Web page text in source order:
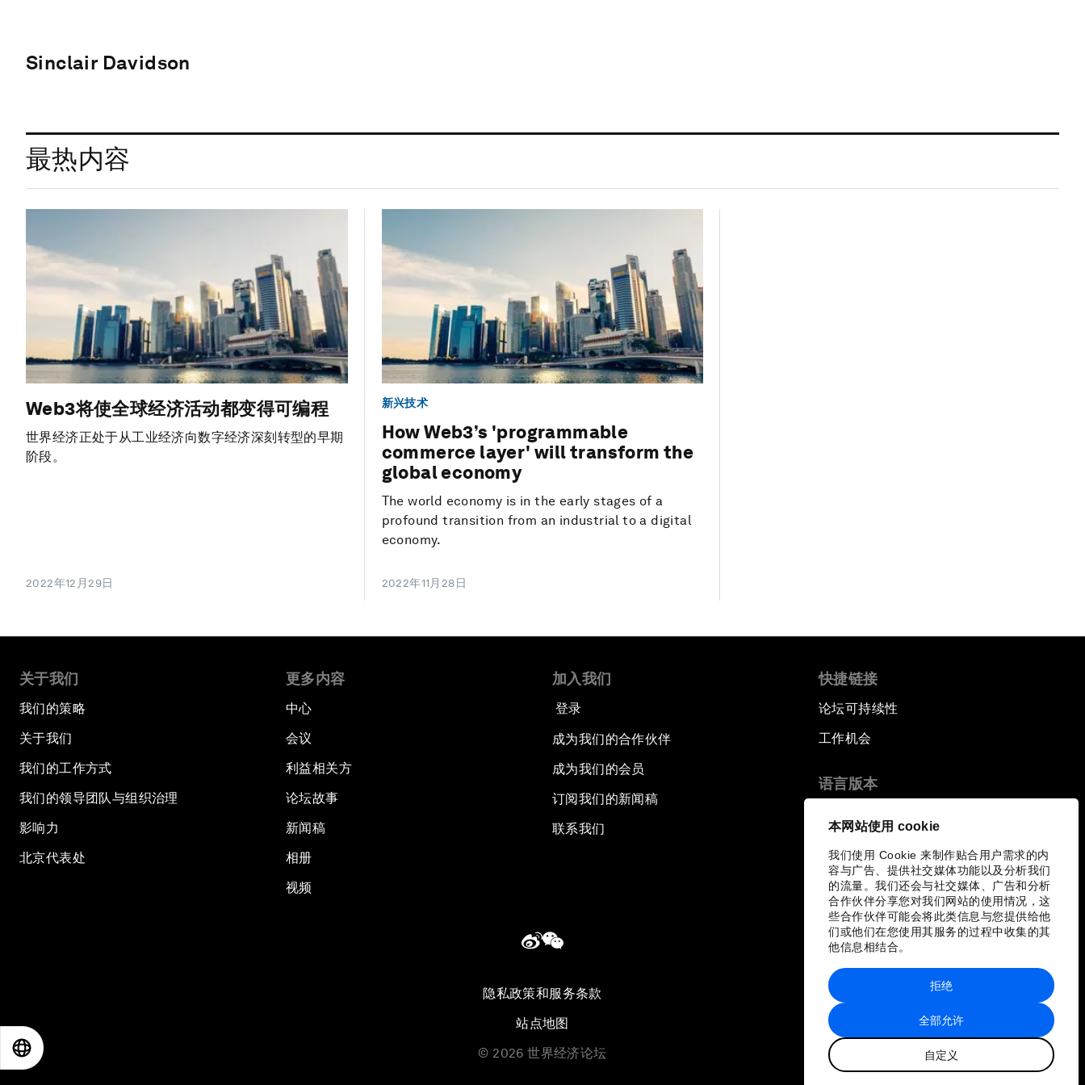
本网站使用 cookie
我们使用 Cookie 来制作贴合用户需求的内
容与广告、提供社交媒体功能以及分析我们
的流量。我们还会与社交媒体、广告和分析
合作伙伴分享您对我们网站的使用情况，这
些合作伙伴可能会将此类信息与您提供给他
们或他们在您使用其服务的过程中收集的其
他信息相结合。
全部允许
自定义
拒绝
Sinclair Davidson
最热内容
Web3将使全球经济活动都变得可编程
世界经济正处于从工业经济向数字经济深刻转型的早期
阶段。
2022年12月29日
新兴技术
How Web3’s 'programmable
commerce layer' will transform the
global economy
The world economy is in the early stages of a
profound transition from an industrial to a digital
economy.
2022年11月28日
关于我们
我们的策略
关于我们
我们的工作方式
我们的领导团队与组织治理
影响力
北京代表处
更多内容
中心
会议
利益相关方
论坛故事
新闻稿
相册
视频
加入我们
登录
成为我们的合作伙伴
成为我们的会员
订阅我们的新闻稿
联系我们
快捷链接
论坛可持续性
工作机会
语言版本
隐私政策和服务条款
站点地图
© 2026 世界经济论坛